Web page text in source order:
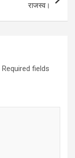
राजस्व।
Required fields